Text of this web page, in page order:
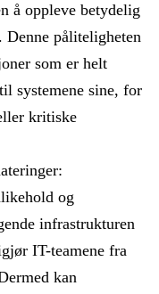
å oppleve betydelig
påliteligheten
som er helt
systemene sine, for
kritiske
og
infrastrukturen
IT-teamene fra
kan